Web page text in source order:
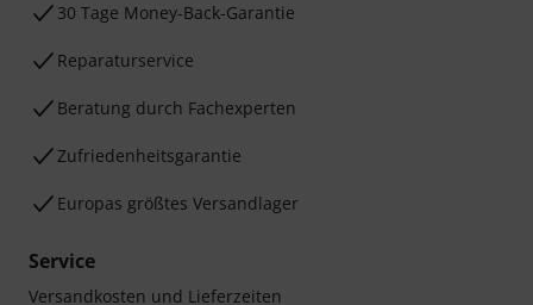
30 Tage Money-Back-Garantie
Reparaturservice
Beratung durch Fachexperten
Zufriedenheitsgarantie
Europas größtes Versandlager
Service
Versandkosten und Lieferzeiten